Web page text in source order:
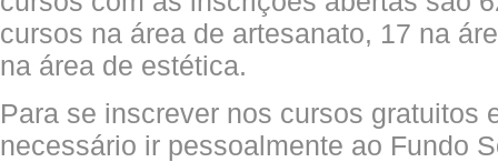
cursos na área de artesanato, 17 na
na área de estética.
Para se inscrever nos cursos gratuitos
necessário ir pessoalmente ao Fundo